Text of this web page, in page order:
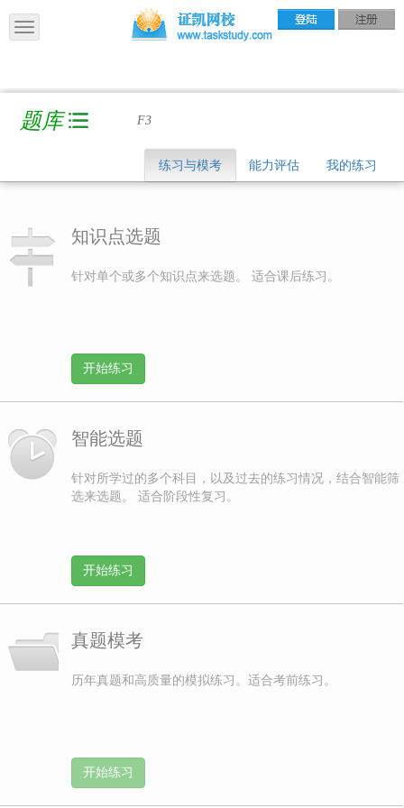
题库 F3
练习与模考 能力评估 我的练习
知识点选题
针对单个或多个知识点来选题。 适合课后练习。
开始练习
智能选题
针对所学过的多个科目，以及过去的练习情况，结合智能筛
选来选题。 适合阶段性复习。
开始练习
真题模考
历年真题和高质量的模拟练习。适合考前练习。
开始练习